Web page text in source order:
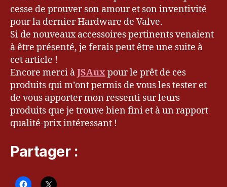
cesse de prouver son amour et son inventivité
pour la dernier Hardware de Valve.
Si de nouveaux accessoires pertinents venaient
à être présenté, je ferais peut être une suite à
cet article !
Encore merci àJSAuxpour le prêt de ces
produits qui m’ont permis de vous les tester et
de vous apporter mon ressenti sur leurs
produits que je trouve bien fini et à un rapport
qualité-prix intéressant !
Partager :
x
vi
d
é
o,
J
S
u
x,
k
v
r
u,